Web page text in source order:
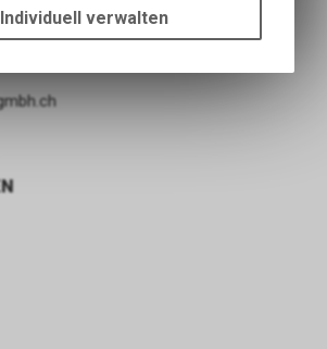
um die grundlegenden
Funktionen unseres Online-
ermöglichen. Bitte beachten Sie,
Individuell verwalten